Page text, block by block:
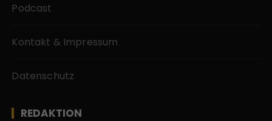
Podcast
Kontakt & Impressum
Datenschutz
REDAKTION